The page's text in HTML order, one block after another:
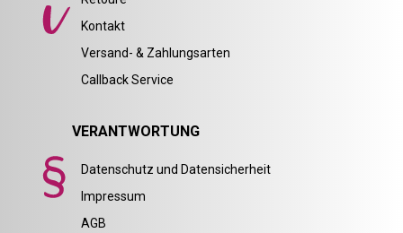
Kontakt
Versand- & Zahlungsarten
Callback Service
VERANTWORTUNG
Datenschutz und Datensicherheit
Impressum
AGB